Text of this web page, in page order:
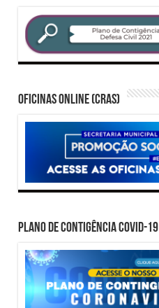
Oficinas Online (CRAS)
PLANO DE CONTIGÊNCIA COVID-19